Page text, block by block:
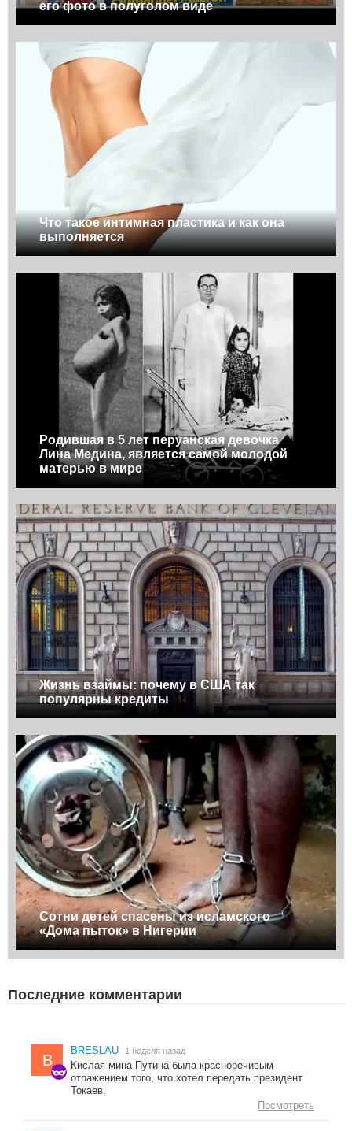
его фото в полуголом виде
Что такое интимная пластика и как она
выполняется
Родившая в 5 лет перуанская девочка
Лина Медина, является самой молодой
матерью в мире
Жизнь взаймы: почему в США так
популярны кредиты
Сотни детей спасены из исламского
«Дома пыток» в Нигерии
Последние комментарии
B
BRESLAU 1 неделя назад
Кислая мина Путина была красноречивым
отражением того, что хотел передать президент
Токаев.
Посмотреть